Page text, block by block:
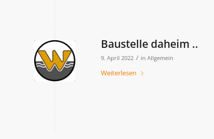
Baustelle daheim ..
9. April 2022 / in Allgemein
Weiterlesen